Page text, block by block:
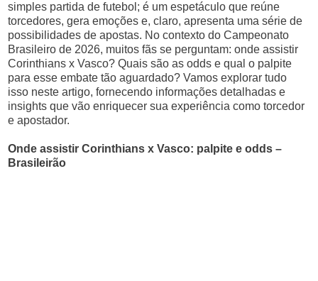
simples partida de futebol; é um espetáculo que reúne
torcedores, gera emoções e, claro, apresenta uma série de
possibilidades de apostas. No contexto do Campeonato
Brasileiro de 2026, muitos fãs se perguntam: onde assistir
Corinthians x Vasco? Quais são as odds e qual o palpite
para esse embate tão aguardado? Vamos explorar tudo
isso neste artigo, fornecendo informações detalhadas e
insights que vão enriquecer sua experiência como torcedor
e apostador.
Onde assistir Corinthians x Vasco: palpite e odds –
Brasileirão